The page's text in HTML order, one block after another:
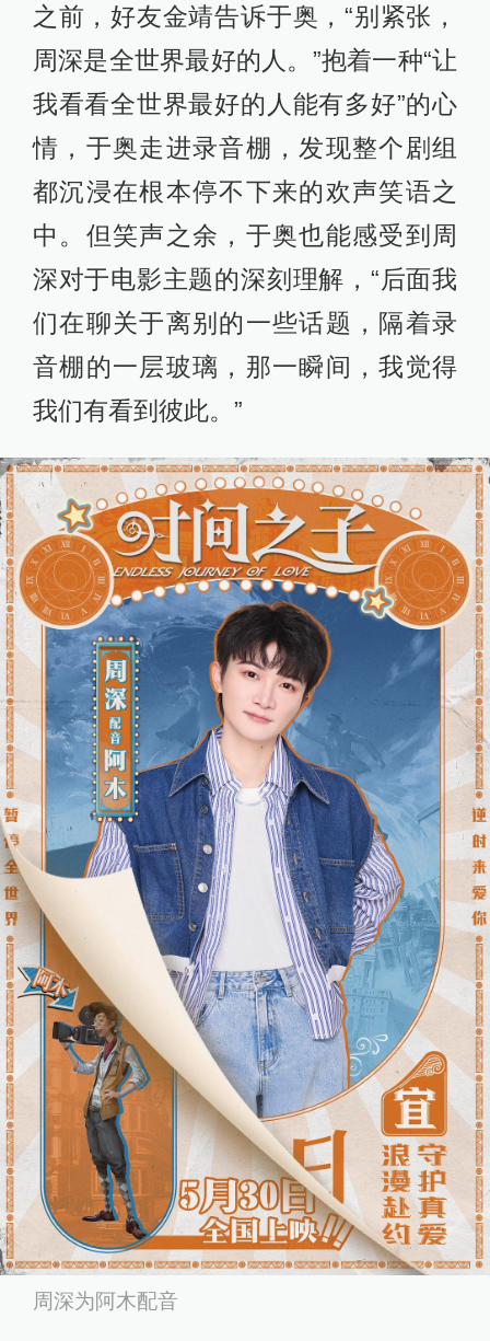
之前，好友金靖告诉于奥，“别紧张，
周深是全世界最好的人。”抱着一种“让
我看看全世界最好的人能有多好”的心
情，于奥走进录音棚，发现整个剧组
都沉浸在根本停不下来的欢声笑语之
中。但笑声之余，于奥也能感受到周
深对于电影主题的深刻理解，“后面我
们在聊关于离别的一些话题，隔着录
音棚的一层玻璃，那一瞬间，我觉得
我们有看到彼此。”​
周深为阿木配音